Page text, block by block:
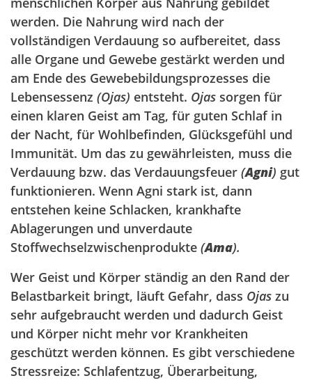
werden. Die Nahrung wird nach der
vollständigen Verdauung so aufbereitet, dass
alle Organe und Gewebe gestärkt werden und
am Ende des Gewebebildungsprozesses die
Lebensessenz (Ojas) entsteht. Ojas sorgen für
einen klaren Geist am Tag, für guten Schlaf in
der Nacht, für Wohlbefinden, Glücksgefühl und
Immunität. Um das zu gewährleisten, muss die
Verdauung bzw. das Verdauungsfeuer (Agni) gut
funktionieren. Wenn Agni stark ist, dann
entstehen keine Schlacken, krankhafte
Ablagerungen und unverdaute
Stoffwechselzwischenprodukte (Ama).
Wer Geist und Körper ständig an den Rand der
Belastbarkeit bringt, läuft Gefahr, dass Ojas zu
sehr aufgebraucht werden und dadurch Geist
und Körper nicht mehr vor Krankheiten
geschützt werden können. Es gibt verschiedene
Stressreize: Schlafentzug, Überarbeitung,